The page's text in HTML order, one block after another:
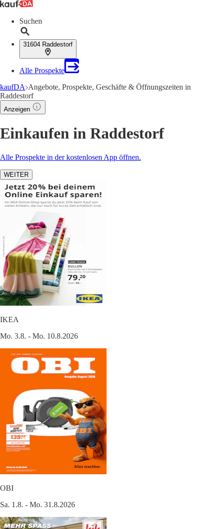
Suchen
31604 Raddestorf
Alle Prospekte
kaufDA Angebote, Prospekte, Geschäfte & Öffnungszeiten in
Raddestorf
Anzeigen
Einkaufen in Raddestorf
Alle Prospekte in der kostenlosen App öffnen.
WEITER
IKEA
Mo. 3.8. - Mo. 10.8.2026
OBI
Sa. 1.8. - Mo. 31.8.2026